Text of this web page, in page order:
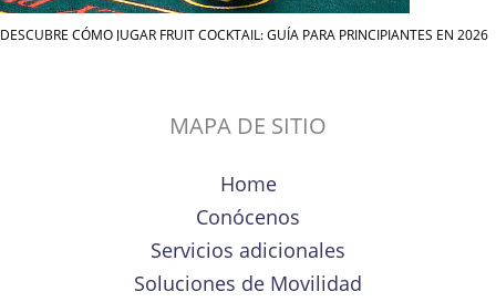
DESCUBRE CÓMO JUGAR FRUIT COCKTAIL: GUÍA PARA PRINCIPIANTES EN 2026
MAPA DE SITIO
Home
Conócenos
Servicios adicionales
Soluciones de Movilidad